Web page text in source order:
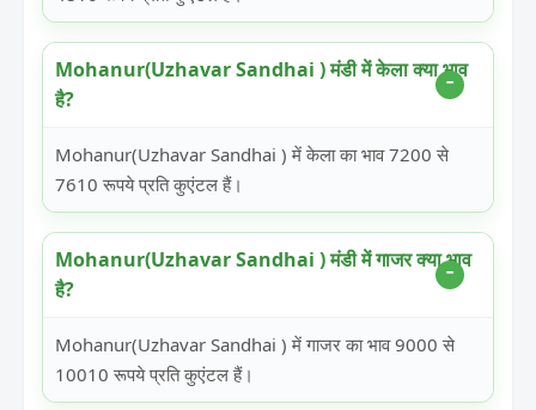
Mohanur(Uzhavar Sandhai ) मंडी में केला क्या भाव
है?
Mohanur(Uzhavar Sandhai ) में केला का भाव 7200 से
7610 रूपये प्रति कुएंटल हैं।
Mohanur(Uzhavar Sandhai ) मंडी में गाजर क्या भाव
है?
Mohanur(Uzhavar Sandhai ) में गाजर का भाव 9000 से
10010 रूपये प्रति कुएंटल हैं।